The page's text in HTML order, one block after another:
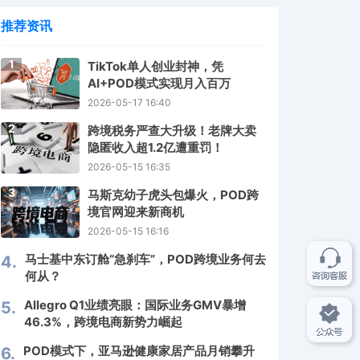
推荐资讯
1
TikTok单人创业封神，凭
AI+POD模式实现月入百万
2026-05-17 16:40
2
跨境税务严查大升级！老牌大卖
隐匿收入超1.2亿遭重罚！
2026-05-15 16:35
3
马斯克幼子虎头包爆火，POD跨
境官网迎来新商机
2026-05-15 16:16
4. 马士基中东订舱“急刹车”，POD跨境业务何去
何从？
5. Allegro Q1业绩亮眼：国际业务GMV暴增
46.3%，跨境电商新势力崛起
6.
POD模式下，亚马逊健康家居产品月销攀升